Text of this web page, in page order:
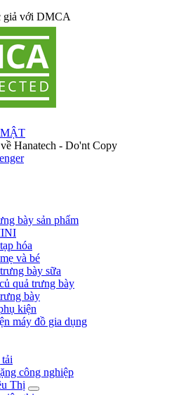
giả với DMCA
Hanatech - Do'nt Copy
bày sản phẩm
hóa
và bé
bày sữa
quả trưng bày
bày
kiện
máy đồ gia dụng
công nghiệp
Thị